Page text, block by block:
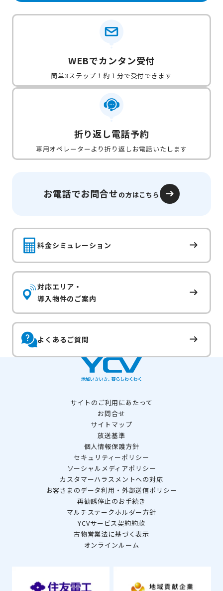
WEBでカンタン受付
簡単3ステップ！約１分で受付できます
折り返し電話予約
専用オペレーターより折り返しお電話いたします
お電話でお問合せの方はこちら
料金シミュレーション
対応エリア・
導入物件のご案内
よくあるご質問
サイトのご利用にあたって
お問合せ
サイトマップ
放送基準
個人情報保護方針
セキュリティーポリシー
ソーシャルメディアポリシー
カスタマーハラスメントへの対応
お客さまのデータ利用・外部送信ポリシー
再勧誘停止のお手続き
マルチステークホルダー方針
YCVサービス契約約款
古物営業法に基づく表示
オンラインルーム